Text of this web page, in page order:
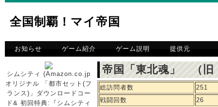
全国制覇！マイ帝国
お知らせ ゲーム紹介 ゲーム説明 提供元
シムシティ (Amazon.co.jp
オリジナル 「都市セット(フ
ランス)」ダウンロードコー
ド& 初回特典:『シムシティ
帝国「東北魂」 （旧
総訪問者数
251
戦闘回数
26